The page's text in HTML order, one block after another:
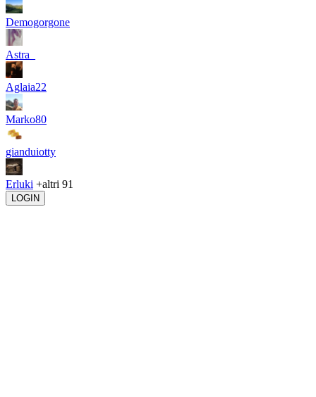
Demogorgone
Astra_
Aglaia22
Marko80
gianduiotty
Erluki +altri 91
LOGIN